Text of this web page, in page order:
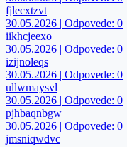
fjlecxtzvt
30.05.2026 | Odpovede: 0
iikhcjeexo
30.05.2026 | Odpovede: 0
izijnoleqs
30.05.2026 | Odpovede: 0
ullwmaysvl
30.05.2026 | Odpovede: 0
pjhbaqnbgw
30.05.2026 | Odpovede: 0
jmsniqwdvc